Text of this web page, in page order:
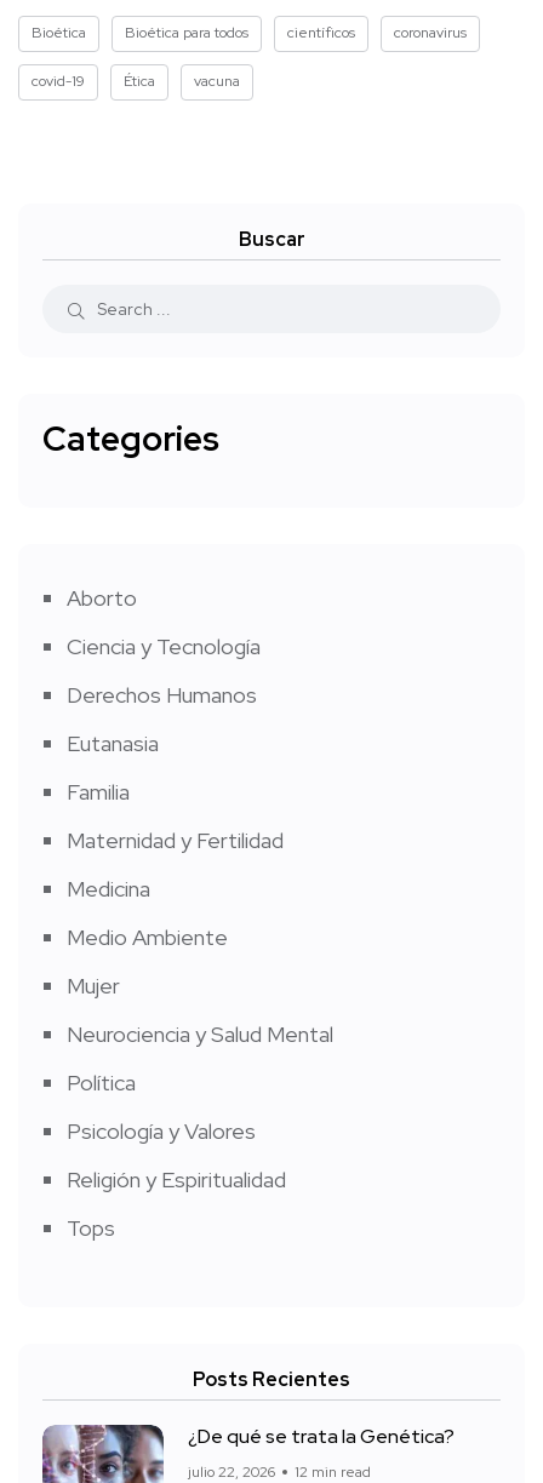
Bioética Bioética para todos científicos coronavirus
covid-19 Ética vacuna
Buscar
Categories
Aborto
Ciencia y Tecnología
Derechos Humanos
Eutanasia
Familia
Maternidad y Fertilidad
Medicina
Medio Ambiente
Mujer
Neurociencia y Salud Mental
Política
Psicología y Valores
Religión y Espiritualidad
Tops
Posts Recientes
¿De qué se trata la Genética?
julio 22, 2026 12 min read